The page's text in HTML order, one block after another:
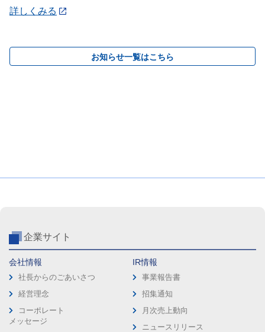
詳しくみる
お知らせ一覧はこちら
企業サイト
会社情報
社長からのごあいさつ
経営理念
コーポレート
メッセージ
IR情報
事業報告書
招集通知
月次売上動向
ニュースリリース